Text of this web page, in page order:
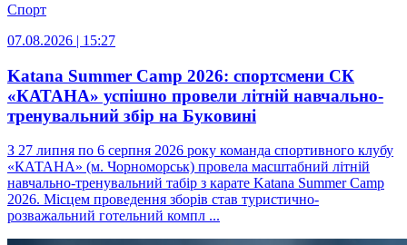
Спорт
07.08.2026 | 15:27
Katana Summer Camp 2026: спортсмени СК
«КАТАНА» успішно провели літній навчально-
тренувальний збір на Буковині
З 27 липня по 6 серпня 2026 року команда спортивного клубу
«КАТАНА» (м. Чорноморськ) провела масштабний літній
навчально-тренувальний табір з карате Katana Summer Camp
2026. Місцем проведення зборів став туристично-
розважальний готельний компл ...